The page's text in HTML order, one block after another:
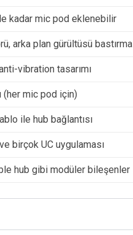
kadar mic pod eklenebilir
arka plan gürültüsü bastırma
vibration tasarımı
(her mic pod için)
ile hub bağlantısı
birçok UC uygulaması
hub gibi modüler bileşenler